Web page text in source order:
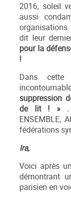
2016, soleil
aussi
dit leur
pour la
!
Dans
suppression
de lit ! » .
ENSEMBLE,
fédérations
Ira,
Voici après
démontrant
parisien en